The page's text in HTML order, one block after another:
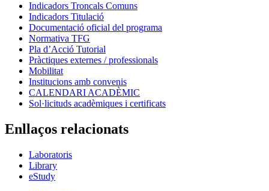
Indicadors Troncals Comuns
Indicadors Titulació
Documentació oficial del programa
Normativa TFG
Pla d’Acció Tutorial
Pràctiques externes / professionals
Mobilitat
Institucions amb convenis
CALENDARI ACADÈMIC
Sol·licituds acadèmiques i certificats
Enllaços relacionats
Laboratoris
Library
eStudy